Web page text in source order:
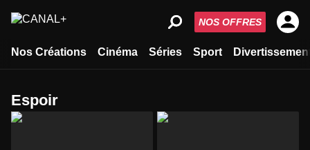
Nos Créations Cinéma Séries Sport
NOS OFFRES
espoir